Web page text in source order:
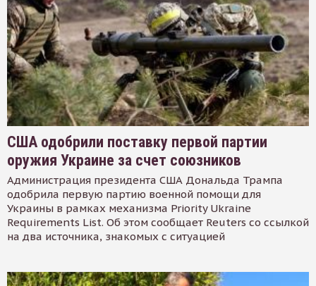
США одобрили поставку первой партии
оружия Украине за счет союзников
Администрация президента США Дональда Трампа
одобрила первую партию военной помощи для
Украины в рамках механизма Priority Ukraine
Requirements List. Об этом сообщает Reuters со ссылкой
на два источника, знакомых с ситуацией